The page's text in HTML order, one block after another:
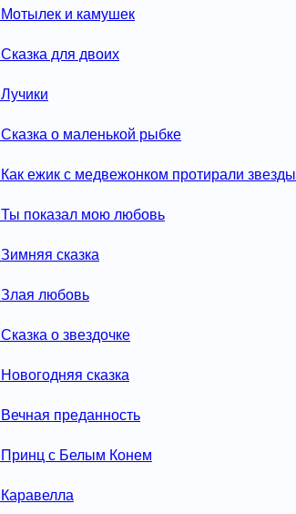
Мотылек и камушек
Сказка для двоих
Лучики
Сказка о маленькой рыбке
Как ежик с медвежонком протирали звезды
Ты показал мою любовь
Зимняя сказка
Злая любовь
Сказка о звездочке
Новогодняя сказка
Вечная преданность
Принц с Белым Конем
Каравелла